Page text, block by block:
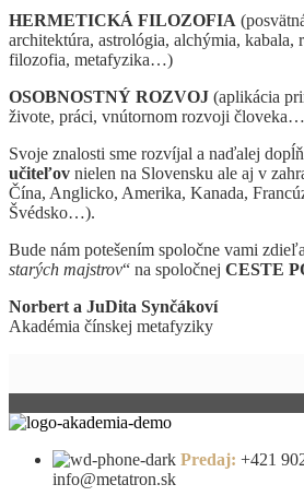
HERMETICKÁ FILOZOFIA
architektúra, astrológia, alchýmia, kabala,
filozofia, metafyzika…)
OSOBNOSTNÝ ROZVOJ (aplikácia
živote, práci, vnútornom rozvoji
Svoje znalosti sme rozvíjal a naďalej
učiteľov nielen na Slovensku ale aj v
Čína, Anglicko, Amerika, Kanada,
Švédsko…).
Bude nám potešením spoločne vami
starých majstrov“ na spoločnej CESTE
Norbert a JuDita Synčákoví
Akadémia čínskej metafyziky
Predaj: +421
info@metatron.sk